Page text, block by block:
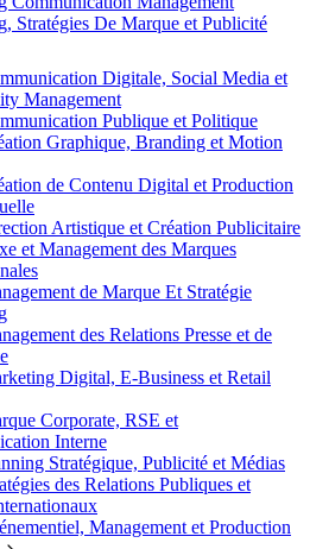
Stratégies De Marque et Publicité
Digitale, Social Media et
Management
Publique et Politique
Graphique, Branding et Motion
de Contenu Digital et Production
Artistique et Création Publicitaire
et Management des Marques
de Marque Et Stratégie
des Relations Presse et de
Digital, E-Business et Retail
Corporate, RSE et
Interne
Stratégique, Publicité et Médias
des Relations Publiques et
Management et Production